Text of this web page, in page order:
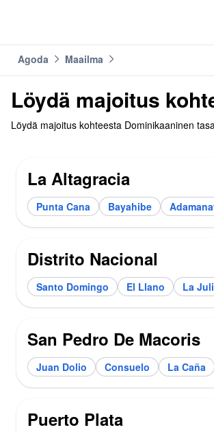
Agoda Maailma
Löydä majoitus
Löydä majoitus kohteesta Dominikaaninen
La Altagracia
Punta Cana Bayahibe
Distrito Nacional
Santo Domingo El Llano La
San Pedro De Macoris
Juan Dolio Consuelo La Caña
Puerto Plata